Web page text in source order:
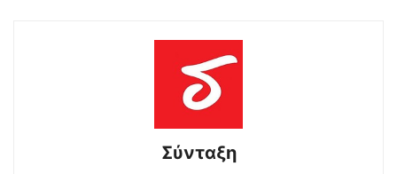
Σύνταξη